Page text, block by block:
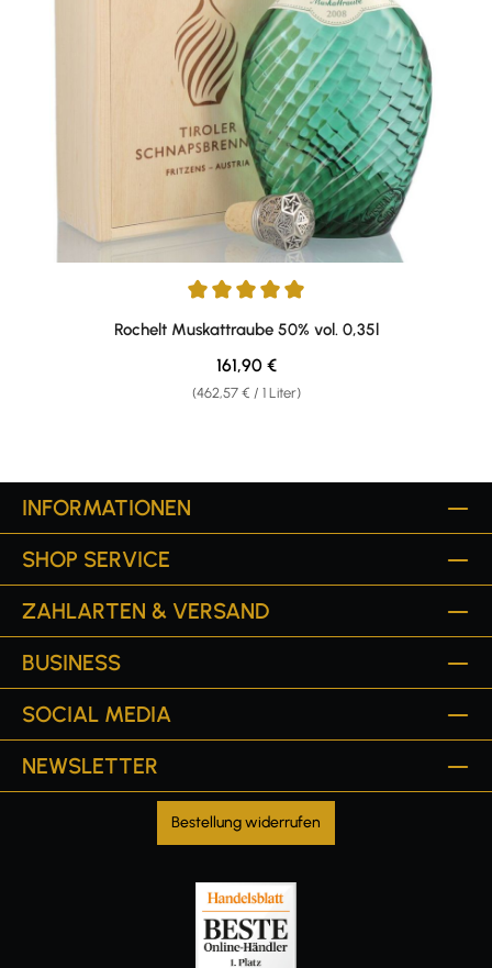
Durchschnittliche Bewertung von 5 von 5 Sternen
Rochelt Muskattraube 50% vol. 0,35l
(462,57 € / 1 Liter)
Regulärer Preis:
161,90 €
INFORMATIONEN
SHOP SERVICE
ZAHLARTEN & VERSAND
BUSINESS
SOCIAL MEDIA
NEWSLETTER
Bestellung widerrufen